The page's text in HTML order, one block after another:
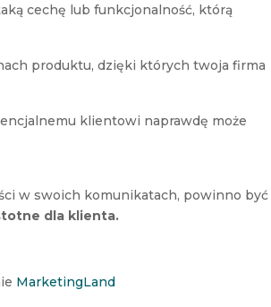
cechę lub funkcjonalność, którą
produktu, dzięki których twoja firma
klientowi naprawdę może
w swoich komunikatach, powinno być
dla klienta.
MarketingLand